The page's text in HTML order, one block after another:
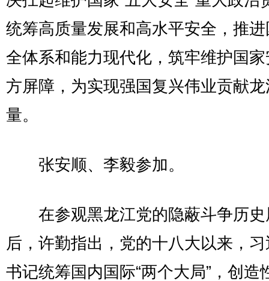
统筹高质量发展和高水平安全，推
全体系和能力现代化，筑牢维护国
方屏障，为实现强国复兴伟业贡献
量。
张安顺、李毅参加。
在参观黑龙江党的隐蔽斗争历史
后，许勤指出，党的十八大以来，
书记统筹国内国际“两个大局”，创造